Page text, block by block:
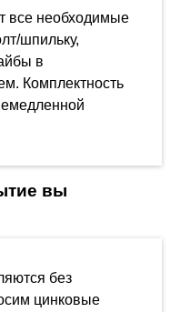
все необходимые
шпильку,
в
Комплектность
вы
без
цинковые